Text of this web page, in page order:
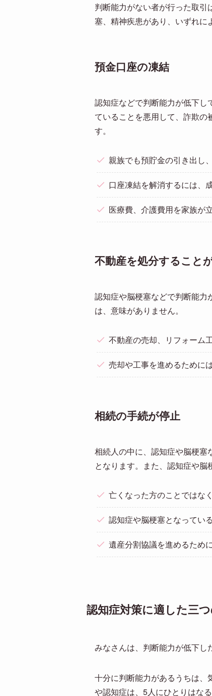
判断能力がない者が行った取
塞、精神疾患があり、いずれに
預金口座の凍結
認知症などで判断能力が低下し
ていることを悪用して、詐欺
す。
親族でも預貯金の引き出し
口座凍結を解消するには、
医療費、介護費用を家族が
不動産を処分すること
認知症や脳梗塞などで判断能
は、意味がありません。
不動産の売却、リフォーム
売却や工事を進めるために
相続の手続が停止
相続人の中に、認知症や脳梗塞
となります。また、認知症や脳
亡くなった方のことではな
認知症や脳梗塞となってい
遺産分割協議を進めるため
認知症対策に適した三
みなさんは、判断能力が低下し
十分に判断能力があるうちは
や認知症は、5人にひとりはな